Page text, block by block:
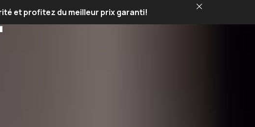
et profitez du meilleur prix garanti!